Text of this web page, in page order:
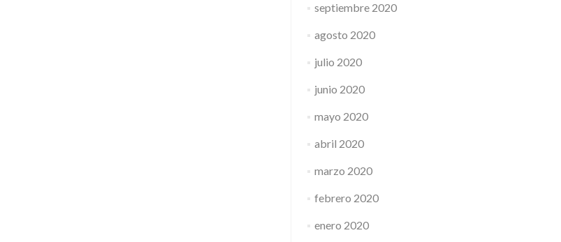
septiembre 2020
agosto 2020
julio 2020
junio 2020
mayo 2020
abril 2020
marzo 2020
febrero 2020
enero 2020